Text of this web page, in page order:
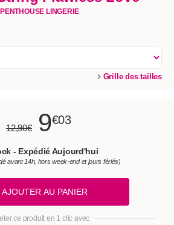
PENTHOUSE LINGERIE
Grille des tailles
12,90€ 9€03
- Expédié Aujourd'hui
avant 14h, hors week-end et jours fériés)
AJOUTER AU PANIER
ce produit en 1 clic avec